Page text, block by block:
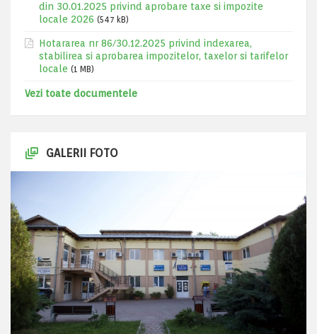
din 30.01.2025 privind aprobare taxe si impozite
locale 2026 (547 kB)
Hotararea nr 86/30.12.2025 privind indexarea,
stabilirea si aprobarea impozitelor, taxelor si tarifelor
locale (1 MB)
Vezi toate documentele
GALERII FOTO